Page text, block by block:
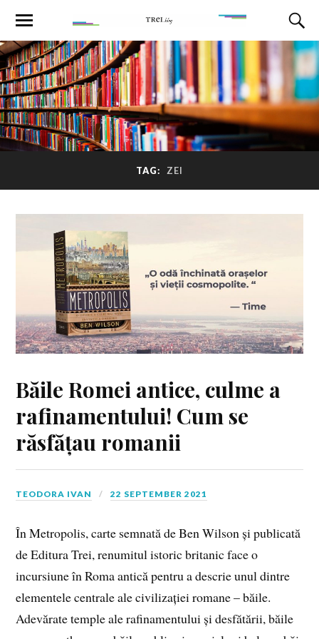
TAG: ZEI
Băile Romei antice, culme a
rafinamentului! Cum se
răsfățau romanii
TEODORA IVAN 22 SEPTEMBER 2021
În Metropolis, carte semnată de Ben Wilson și publicată
de Editura Trei, renumitul istoric britanic face o
incursiune în Roma antică pentru a descrie unul dintre
elementele centrale ale civilizației romane – băile.
Adevărate temple ale rafinamentului și desfătării, băile